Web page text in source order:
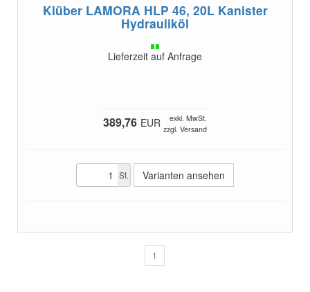
Klüber LAMORA HLP 46, 20L Kanister
Hydrauliköl
Lieferzeit auf Anfrage
389,76 EUR
exkl. MwSt.
zzgl. Versand
St. Varianten ansehen
1